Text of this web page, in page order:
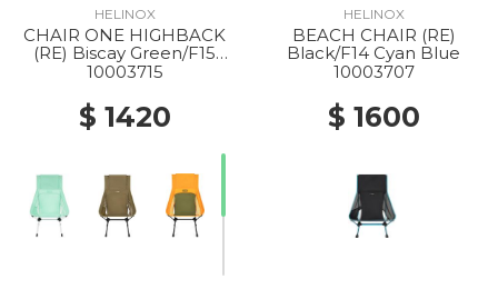
HELINOX
CHAIR ONE HIGHBACK
(RE) Biscay Green/F15
Silver
10003715
$ 1420
HELINOX
BEACH CHAIR (RE)
Black/F14 Cyan Blue
10003707
$ 1600